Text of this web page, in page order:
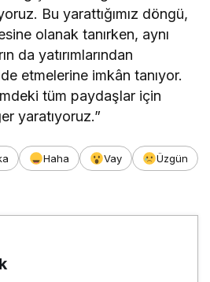
Bu yarattığımız döngü,
olanak tanırken, aynı
da yatırımlarından
etmelerine imkân tanıyor.
tüm paydaşlar için
yaratıyoruz.”
Haha Vay
Üzgün